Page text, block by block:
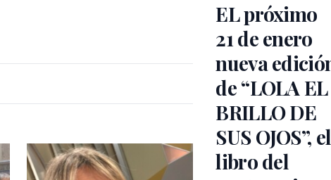
EL próximo
21 de enero
nueva
de “LOLA EL
BRILLO DE
SUS OJOS”, el
libro del